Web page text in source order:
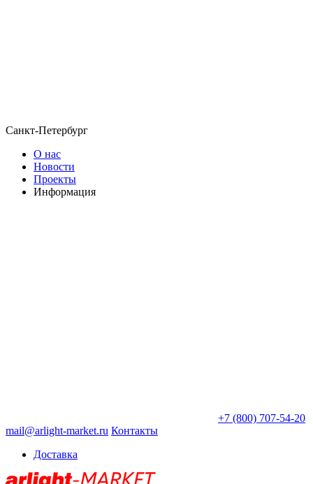
Санкт-Петербург
О нас
Новости
Проекты
Информация
+7 (800) 707-54-20
mail@arlight-market.ru Контакты
Доставка